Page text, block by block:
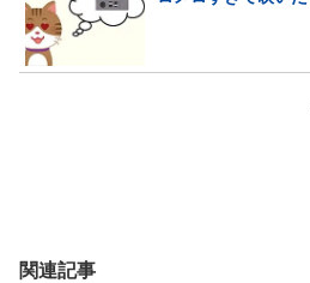
関連記事